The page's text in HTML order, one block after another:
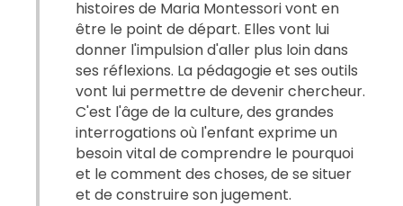
histoires de Maria Montessori vont en
être le point de départ. Elles vont lui
donner l'impulsion d'aller plus loin dans
ses réflexions. La pédagogie et ses outils
vont lui permettre de devenir chercheur.
C'est l'âge de la culture, des grandes
interrogations où l'enfant exprime un
besoin vital de comprendre le pourquoi
et le comment des choses, de se situer
et de construire son jugement.